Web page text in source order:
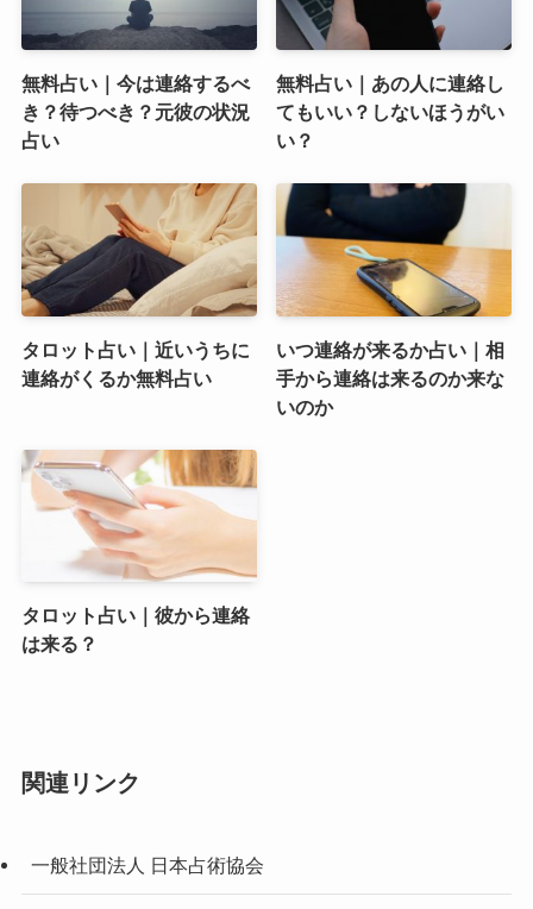
無料占い｜今は連絡するべ
き？待つべき？元彼の状況
占い
無料占い｜あの人に連絡し
てもいい？しないほうがい
い？
タロット占い｜近いうちに
連絡がくるか無料占い
いつ連絡が来るか占い｜相
手から連絡は来るのか来な
いのか
タロット占い｜彼から連絡
は来る？
関連リンク
一般社団法人 日本占術協会